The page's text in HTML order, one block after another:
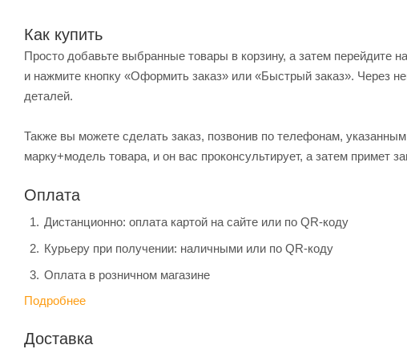
Как купить
Просто добавьте выбранные товары в корзину, а затем перейдите
и нажмите кнопку «Оформить заказ» или «Быстрый заказ». Через
деталей.
Также вы можете сделать заказ, позвонив по телефонам,
марку+модель товара, и он вас проконсультирует, а затем примет
Оплата
Дистанционно: оплата картой на сайте или по QR-коду
Курьеру при получении: наличными или по QR-коду
Оплата в розничном магазине
Подробнее
Доставка